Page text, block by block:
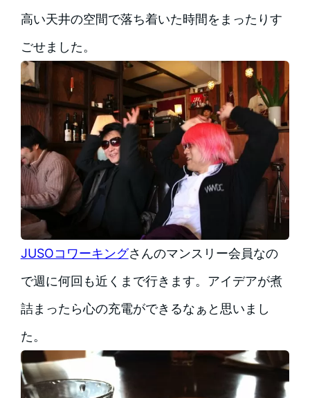
高い天井の空間で落ち着いた時間をまったりす
ごせました。
JUSOコワーキングさんのマンスリー会員なの
で週に何回も近くまで行きます。アイデアが煮
詰まったら心の充電ができるなぁと思いまし
た。